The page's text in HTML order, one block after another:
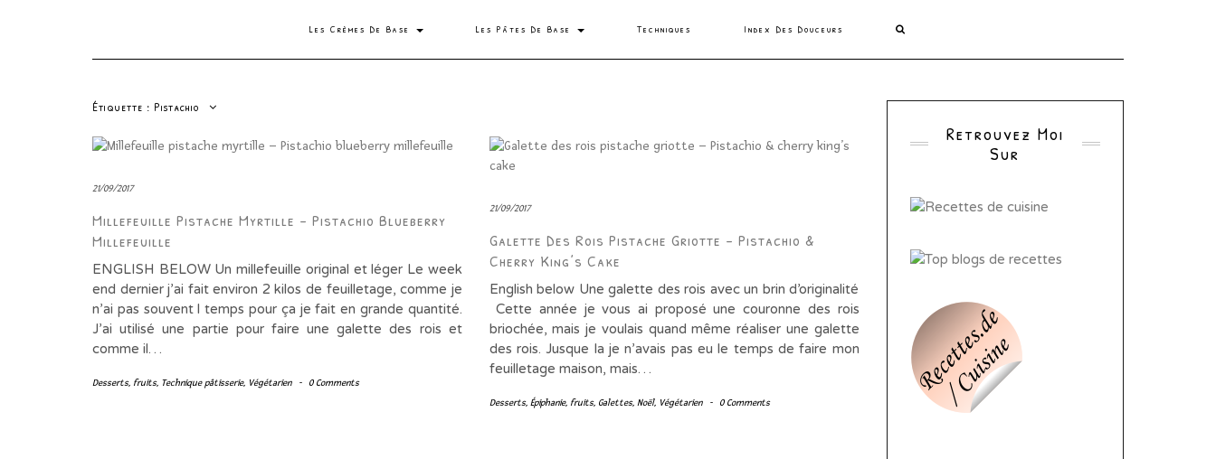
Les Crèmes De Base Les Pâtes De Base Techniques Index Des Douceurs
Étiquette : Pistachio
21/09/2017
Millefeuille Pistache Myrtille – Pistachio Blueberry
Millefeuille
ENGLISH BELOW Un millefeuille original et léger Le week
end dernier j’ai fait environ 2 kilos de feuilletage, comme je
n’ai pas souvent l temps pour ça je fait en grande quantité.
J’ai utilisé une partie pour faire une galette des rois et
comme il…
Desserts, fruits, Technique pâtisserie, Végétarien - 0 Comments
21/09/2017
Galette Des Rois Pistache Griotte – Pistachio &
Cherry King’s Cake
English below Une galette des rois avec un brin d’originalité
Cette année je vous ai proposé une couronne des rois
briochée, mais je voulais quand même réaliser une galette
des rois. Jusque la je n’avais pas eu le temps de faire mon
feuilletage maison, mais…
Desserts, Épiphanie, fruits, Galettes, Noël, Végétarien - 0 Comments
Retrouvez Moi
Sur